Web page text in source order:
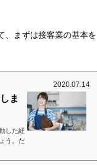
、まずは接客業の基本を
2020.07.14
ま
した経
う。だ